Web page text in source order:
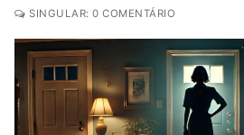
SINGULAR: 0 COMENTÁRIO